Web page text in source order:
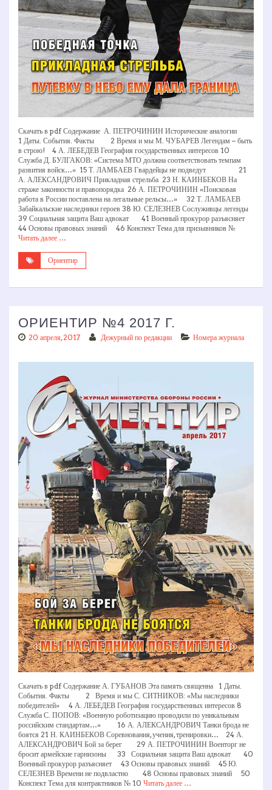
Скачать в pdf Содержание А. ПЕТРОЧИНИН Исторические аналогии
1 Даты. События. Факты 2 Время и мы М. ЧУБАРЕВ Легендам – быть
в строю! 4 А. ЛЕБЕДЕВ География государственных интересов 10
Служба Д. БУЛГАКОВ: «Система МТО должна соответствовать темпам
развития войск…» 15 Т. ЛАМБАЕВ Гвардейцы не подведут 21
А. АЛЕКСАНДРОВИЧ Прикладная стрельба 23 Н. КАИНБЕКОВ На
страже законности и правопорядка 26 А. ПЕТРОЧИНИН «Поисковая
работа в России поставлена на легальные рельсы…» 32 Т. ЛАМБАЕВ
Забайкальские наследники героев 38 Ю. СЕЛЕЗНЕВ Сослуживцы легенды
39 Социальная защита Ваш адвокат 41 Военный прокурор разъясняет
44 Основы правовых знаний 46 Конспект Тема для призывников №
Читать далее …
Ориентир
ОРИЕНТИР №4 2017 Г.
20 апреля, 2017 Дежурный по редакции Номера журнала
Скачать в pdf Содержание А. ГУБАНОВ Эта память священна 1 Даты.
События. Факты 2 Время и мы С. СИТНИКОВ: «Мы наследники
победителей» 4 А. ЛЕБЕДЕВ География государственных интересов 8
Служба С. ПОПОВ: «Военную роботизацию проводили по уникальным
российским стандартам…» 16 А. АЛЕКСАНДРОВИЧ Танки брода не
боятся 21 Н. КАИНБЕКОВ Соревнования, учения, тренировки… 24 А.
АЛЕКСАНДРОВИЧ Бой за берег 29 А. ПЕТРОЧИНИН Военторг не
бросит армейские гарнизоны 33 Социальная защита Ваш адвокат 40
Военный прокурор разъясняет 43 Основы правовых знаний 45 Ю.
СЕЛЕЗНЕВ Времени не подвластно 48 Основы правовых знаний 50
Конспект Тема для контрактников № 10 Читать далее …